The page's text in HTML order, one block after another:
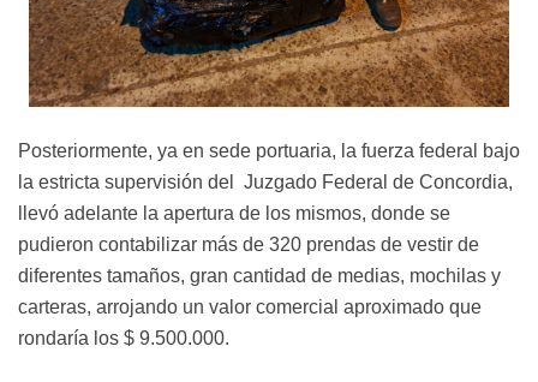
Posteriormente, ya en sede portuaria, la fuerza federal bajo
la estricta supervisión del Juzgado Federal de Concordia,
llevó adelante la apertura de los mismos, donde se
pudieron contabilizar más de 320 prendas de vestir de
diferentes tamaños, gran cantidad de medias, mochilas y
carteras, arrojando un valor comercial aproximado que
rondaría los $ 9.500.000.